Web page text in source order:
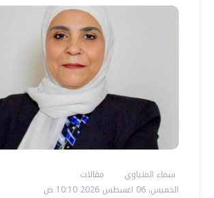
سماء المنياوي
مقالات
الخميس، 06 اغسطس 2026 10:10 ص